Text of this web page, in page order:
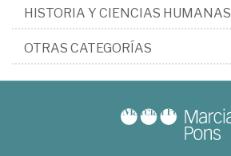
HISTORIA Y CIENCIAS HUMANAS
OTRAS CATEGORÍAS